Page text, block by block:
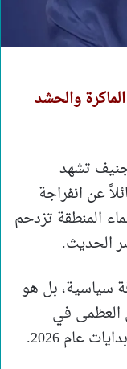
والحشد
جنيف تشهد
عن انفراجة
المنطقة تزدحم
الحديث.
سياسية، بل هو
العظمى في
عام 2026.